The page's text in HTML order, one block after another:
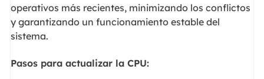
operativos más recientes, minimizando los conflictos
y garantizando un funcionamiento estable del
sistema.
Pasos para actualizar la CPU: